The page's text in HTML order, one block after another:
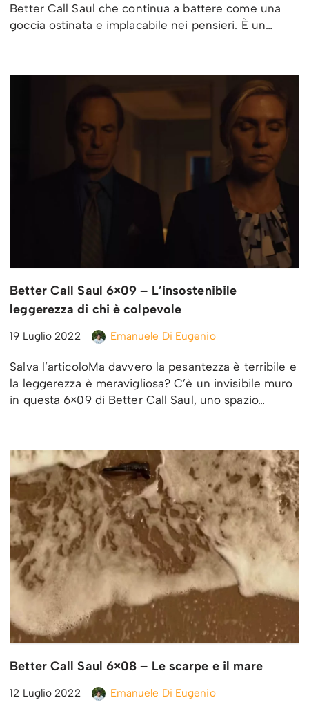
Better Call Saul che continua a battere come una
goccia ostinata e implacabile nei pensieri. È un…
Better Call Saul 6×09 – L’insostenibile
leggerezza di chi è colpevole
19 Luglio 2022 Emanuele Di Eugenio
Salva l’articoloMa davvero la pesantezza è terribile e
la leggerezza è meravigliosa? C’è un invisibile muro
in questa 6×09 di Better Call Saul, uno spazio…
Better Call Saul 6×08 – Le scarpe e il mare
12 Luglio 2022 Emanuele Di Eugenio